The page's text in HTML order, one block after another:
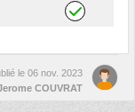
le 06 nov. 2023
COUVRAT